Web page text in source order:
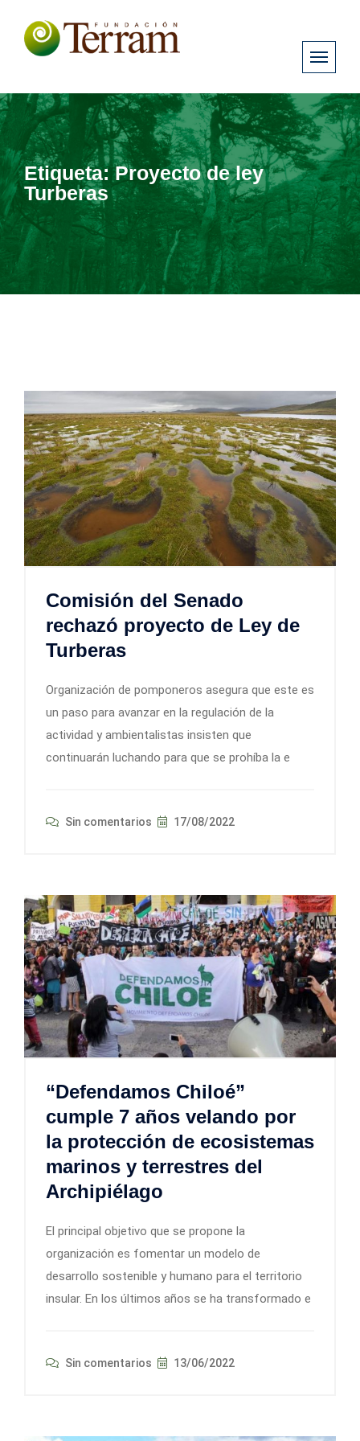
Etiqueta:Proyecto de ley
Turberas
Comisión del Senado
rechazó proyecto de Ley de
Turberas
Organización de pomponeros asegura que este es
un paso para avanzar en la regulación de la
actividad y ambientalistas insisten que
continuarán luchando para que se prohíba la e
Sin comentarios 17/08/2022
“Defendamos Chiloé”
cumple 7 años velando por
la protección de ecosistemas
marinos y terrestres del
Archipiélago
El principal objetivo que se propone la
organización es fomentar un modelo de
desarrollo sostenible y humano para el territorio
insular. En los últimos años se ha transformado e
Sin comentarios 13/06/2022